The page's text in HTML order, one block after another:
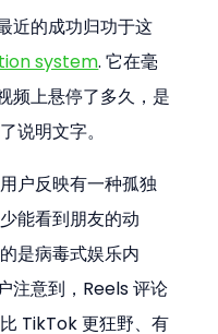
的成功归功于这
system. 它在毫
频上悬停了多久，是
说明文字。
户反映有一种孤独
能看到朋友的动
是病毒式娱乐内
注意到，Reels 评论
TikTok 更狂野、有